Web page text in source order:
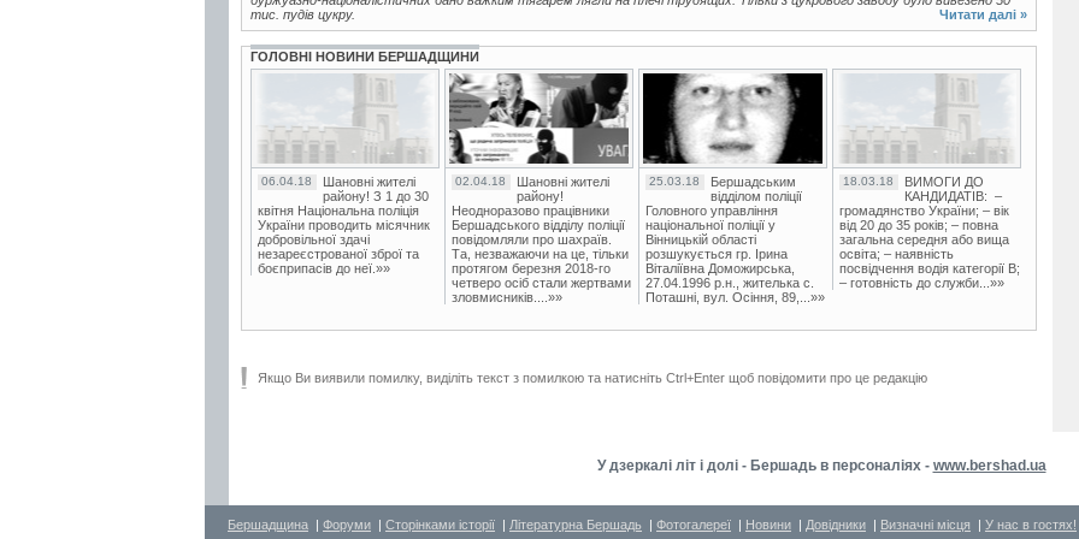
тис. пудів цукру.
Читати далі »
ГОЛОВНІ НОВИНИ БЕРШАДЩИНИ
06.04.18
Шановні жителі
району! З 1 до 30
квітня Національна поліція
України проводить місячник
добровільної здачі
незареєстрованої зброї та
боєприпасів до неї.»»
02.04.18
Шановні жителі
району!
Неодноразово працівники
Бершадського відділу поліції
повідомляли про шахраїв.
Та, незважаючи на це, тільки
протягом березня 2018-го
четверо осіб стали жертвами
зловмисників....»»
25.03.18
Бершадським
відділом поліції
Головного управління
національної поліції у
Вінницькій області
розшукується гр. Ірина
Віталіївна Доможирська,
27.04.1996 р.н., жителька с.
Поташні, вул. Осіння, 89,...»»
18.03.18
ВИМОГИ ДО
КАНДИДАТІВ: –
громадянство України; – вік
від 20 до 35 років; – повна
загальна середня або вища
освіта; – наявність
посвідчення водія категорії В;
– готовність до служби...»»
Якщо Ви виявили помилку, виділіть текст з помилкою та натисніть Ctrl+Enter щоб повідомити про це редакцію
У дзеркалі літ і долі - Бершадь в персоналіях - www.bershad.ua
Бершадщина | Форуми | Сторінками історії | Літературна Бершадь | Фотогалереї | Новини | Довідники | Визначні місця | У нас в гостях!